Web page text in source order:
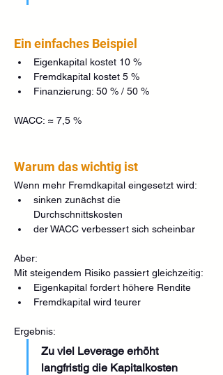
Ein einfaches Beispiel
Eigenkapital kostet 10 %
Fremdkapital kostet 5 %
Finanzierung: 50 % / 50 %
WACC: ≈ 7,5 %
Warum das wichtig ist
Wenn mehr Fremdkapital eingesetzt wird:
sinken zunächst die
Durchschnittskosten
der WACC verbessert sich scheinbar
Aber:
Mit steigendem Risiko passiert gleichzeitig:
Eigenkapital fordert höhere Rendite
Fremdkapital wird teurer
Ergebnis:
Zu viel Leverage erhöht
langfristig die Kapitalkosten